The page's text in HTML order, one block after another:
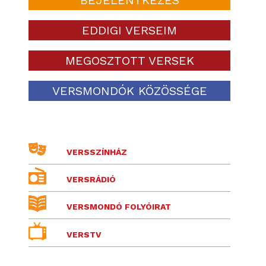
EDDIGI VERSEIM
MEGOSZTOTT VERSEK
VERSMONDÓK KÖZÖSSÉGE
VERSSZÍNHÁZ
VERSRÁDIÓ
VERSMONDÓ FOLYÓIRAT
VERSTV